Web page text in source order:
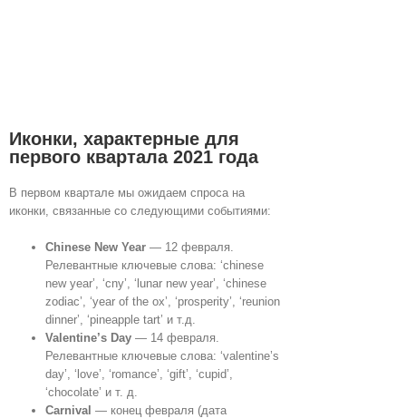
Иконки, характерные для
первого квартала 2021 года
В первом квартале мы ожидаем спроса на
иконки, связанные со следующими событиями:
Chinese New Year — 12 февраля.
Релевантные ключевые слова: ‘chinese
new year’, ‘cny’, ‘lunar new year’, ‘chinese
zodiac’, ‘year of the ox’, ‘prosperity’, ‘reunion
dinner’, ‘pineapple tart’ и т.д.
Valentine’s Day — 14 февраля.
Релевантные ключевые слова: ‘valentine’s
day’, ‘love’, ‘romance’, ‘gift’, ‘cupid’,
‘chocolate’ и т. д.
Carnival — конец февраля (дата